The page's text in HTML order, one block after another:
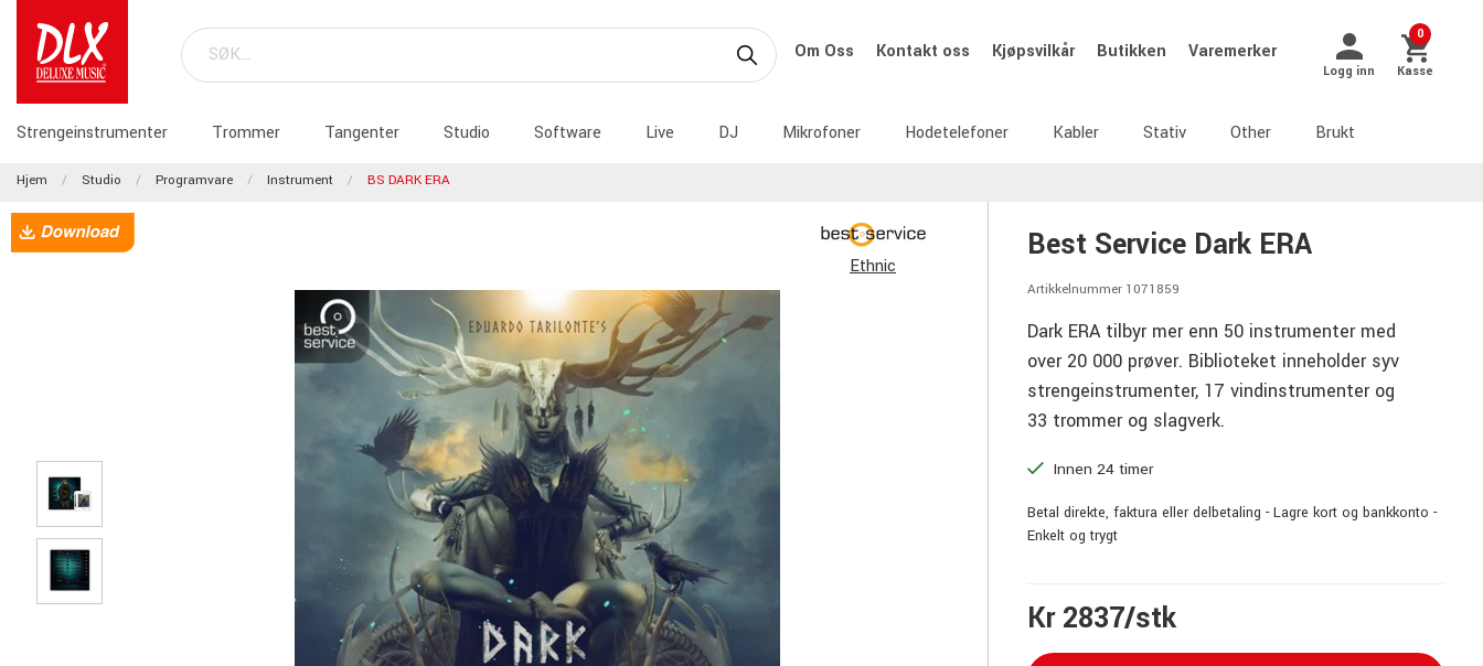
Om Oss Kontakt oss Kjøpsvilkår Butikken Varemerker
Logg inn
0
Kasse
Strengeinstrumenter Trommer Tangenter Studio Software Live DJ Mikrofoner Hodetelefoner Kabler Stativ Other Brukt
Hjem Studio Programvare Instrument BS DARK ERA
Ethnic
Best Service Dark ERA
Artikkelnummer 1071859
Dark ERA tilbyr mer enn 50 instrumenter med
over 20 000 prøver. Biblioteket inneholder syv
strengeinstrumenter, 17 vindinstrumenter og
33 trommer og slagverk.
Innen 24 timer
Betal direkte, faktura eller delbetaling - Lagre kort og bankkonto -
Enkelt og trygt
Kr 2837/stk